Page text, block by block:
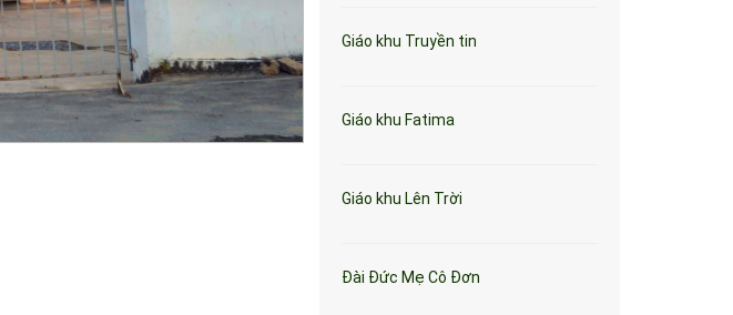
Giáo khu Truyền tin
Giáo khu Fatima
Giáo khu Lên Trời
Đài Đức Mẹ Cô Đơn